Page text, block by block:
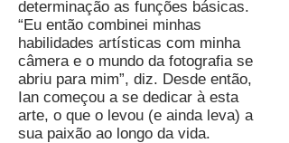
determinação as funções básicas.
“Eu então combinei minhas
habilidades artísticas com minha
câmera e o mundo da fotografia se
abriu para mim”, diz. Desde então,
Ian começou a se dedicar à esta
arte, o que o levou (e ainda leva) a
sua paixão ao longo da vida.